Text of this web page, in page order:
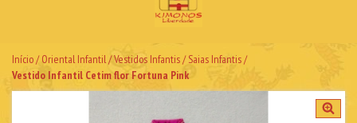
Início/ Oriental Infantil/Vestidos Infantis / Saias Infantis/
Vestido Infantil Cetim flor Fortuna Pink